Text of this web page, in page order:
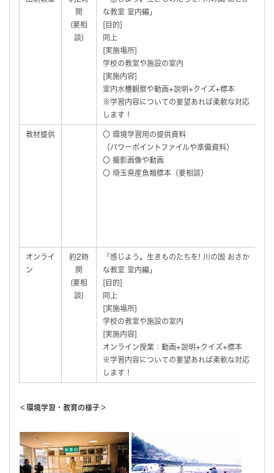
間
(要相
談)
な教室 室内編」
[目的]
同上
[実施場所]
学校の教室や施設の室内
[実施内容]
室内水槽観察や動画+説明+クイズ+標本
※学習内容についての要望あれば柔軟な対応
します！
教材提供
〇 環境学習用の提供資料
（パワーポイントファイルや準備資料）
〇 撮影画像や動画
〇 埼玉県産魚類標本（要相談）
オンライ
ン
約2時
間
(要相
談)
「感じよう。生きものたちを! 川の国 おさか
な教室 室内編」
[目的]
同上
[実施場所]
学校の教室や施設の室内
[実施内容]
オンライン授業：動画+説明+クイズ+標本
※学習内容についての要望あれば柔軟な対応
します！
＜環境学習・教育の様子＞